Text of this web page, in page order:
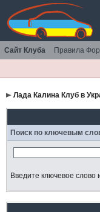
Сайт Клуба Правила
Лада Калина Клуб в
Поиск по ключевым
Введите ключевое слово